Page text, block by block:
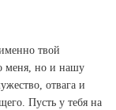
твой
меня, но и нашу
отвага и
Пусть у тебя на